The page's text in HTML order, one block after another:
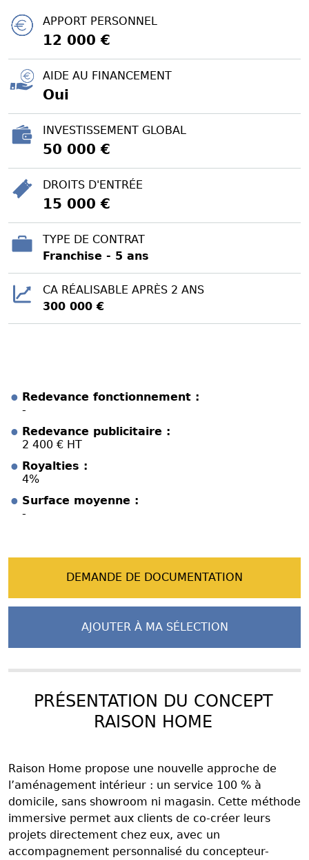
APPORT PERSONNEL
12 000 €
AIDE AU FINANCEMENT
Oui
INVESTISSEMENT GLOBAL
50 000 €
DROITS D'ENTRÉE
15 000 €
TYPE DE CONTRAT
Franchise - 5 ans
CA RÉALISABLE APRÈS 2 ANS
300 000 €
Redevance fonctionnement :
-
Redevance publicitaire :
2 400 € HT
Royalties :
4%
Surface moyenne :
-
DEMANDE DE DOCUMENTATION
AJOUTER À MA SÉLECTION
PRÉSENTATION DU CONCEPT
RAISON HOME
Raison Home propose une nouvelle approche de
l’aménagement intérieur : un service 100 % à
domicile, sans showroom ni magasin. Cette méthode
immersive permet aux clients de co-créer leurs
projets directement chez eux, avec un
accompagnement personnalisé du concepteur-